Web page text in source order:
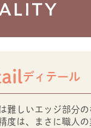
ディテール
難しいエッジ部分の
度は、まさに職人の